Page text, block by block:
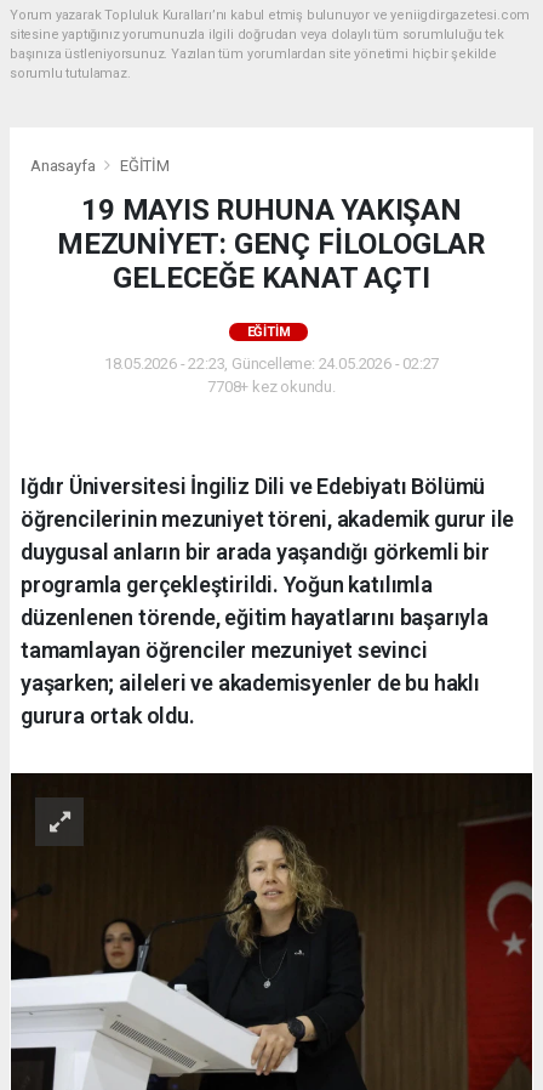
Yorum yazarak Topluluk Kuralları’nı kabul etmiş bulunuyor ve yeniigdirgazetesi.com
sitesine yaptığınız yorumunuzla ilgili doğrudan veya dolaylı tüm sorumluluğu tek
başınıza üstleniyorsunuz. Yazılan tüm yorumlardan site yönetimi hiçbir şekilde
sorumlu tutulamaz.
Anasayfa EĞİTİM
19 MAYIS RUHUNA YAKIŞAN
MEZUNİYET: GENÇ FİLOLOGLAR
GELECEĞE KANAT AÇTI
EĞİTİM
18.05.2026 - 22:23, Güncelleme: 24.05.2026 - 02:27
7708+ kez okundu.
Iğdır Üniversitesi İngiliz Dili ve Edebiyatı Bölümü
öğrencilerinin mezuniyet töreni, akademik gurur ile
duygusal anların bir arada yaşandığı görkemli bir
programla gerçekleştirildi. Yoğun katılımla
düzenlenen törende, eğitim hayatlarını başarıyla
tamamlayan öğrenciler mezuniyet sevinci
yaşarken; aileleri ve akademisyenler de bu haklı
gurura ortak oldu.